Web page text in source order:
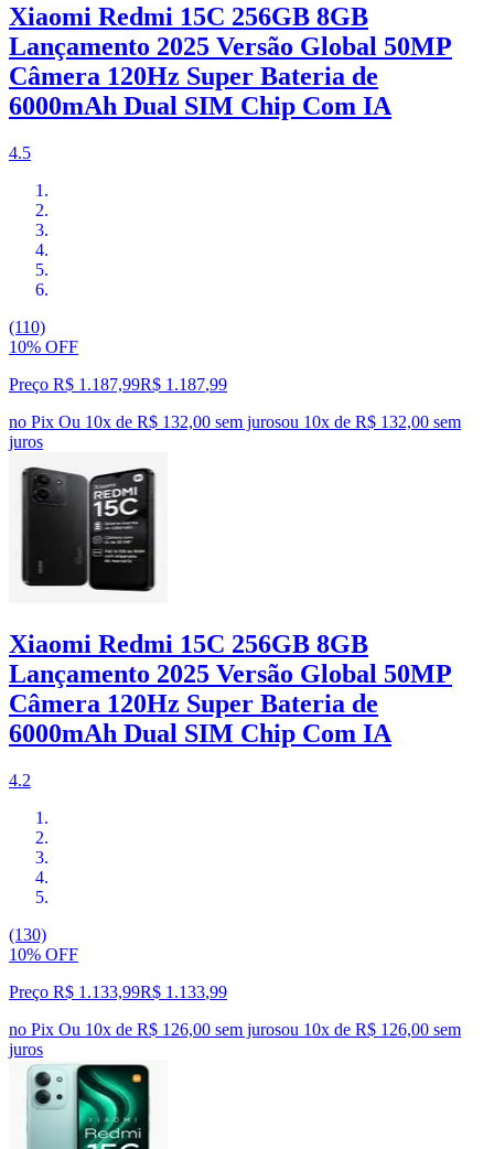
Xiaomi Redmi 15C 256GB 8GB
Lançamento 2025 Versão Global 50MP
Câmera 120Hz Super Bateria de
6000mAh Dual SIM Chip Com IA
4.5
(110)
10% OFF
Preço R$ 1.187,99R$ 1.187,99
no Pix Ou 10x de R$ 132,00 sem jurosou 10x de R$ 132,00 sem
juros
Xiaomi Redmi 15C 256GB 8GB
Lançamento 2025 Versão Global 50MP
Câmera 120Hz Super Bateria de
6000mAh Dual SIM Chip Com IA
4.2
(130)
10% OFF
Preço R$ 1.133,99R$ 1.133,99
no Pix Ou 10x de R$ 126,00 sem jurosou 10x de R$ 126,00 sem
juros